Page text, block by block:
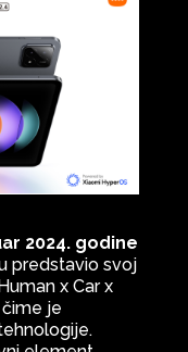
2024. godine
predstavio svoj
x Car x
čime je